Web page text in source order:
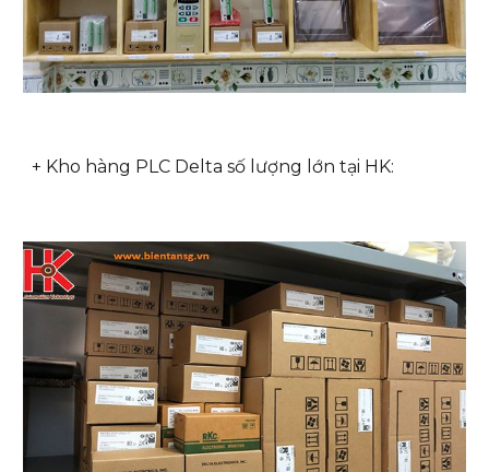
+ Kho hàng PLC Delta số lượng lớn tại HK: